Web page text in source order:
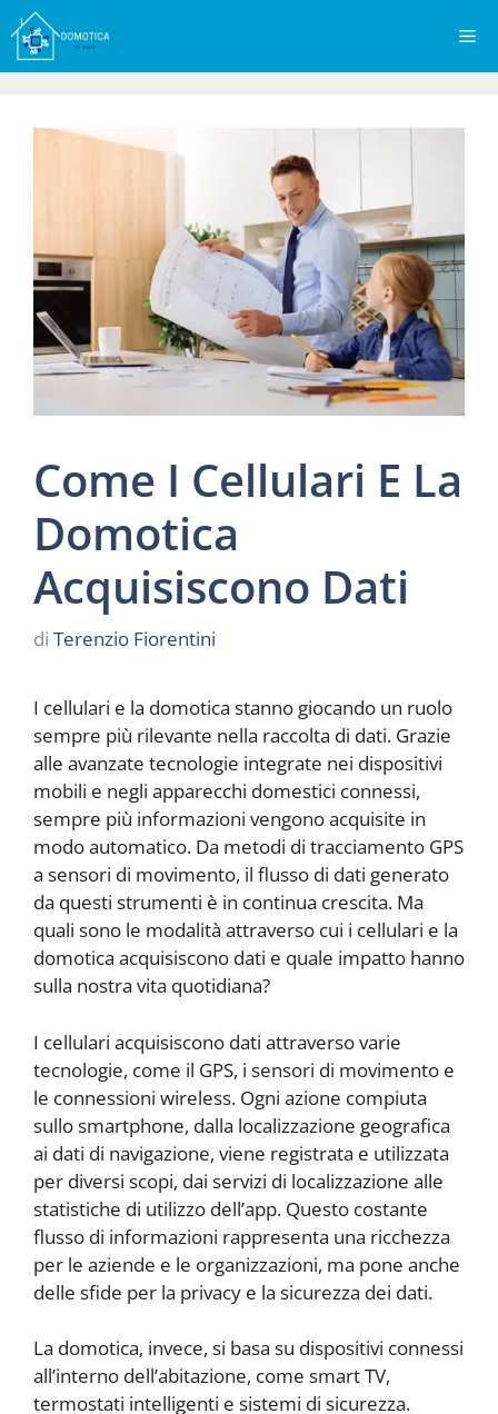
Vai
al
contenuto
Come I Cellulari E La
Domotica
Acquisiscono Dati
di Terenzio Fiorentini
I cellulari e la domotica stanno giocando un ruolo
sempre più rilevante nella raccolta di dati. Grazie
alle avanzate tecnologie integrate nei dispositivi
mobili e negli apparecchi domestici connessi,
sempre più informazioni vengono acquisite in
modo automatico. Da metodi di tracciamento GPS
a sensori di movimento, il flusso di dati generato
da questi strumenti è in continua crescita. Ma
quali sono le modalità attraverso cui i cellulari e la
domotica acquisiscono dati e quale impatto hanno
sulla nostra vita quotidiana?
I cellulari acquisiscono dati attraverso varie
tecnologie, come il GPS, i sensori di movimento e
le connessioni wireless. Ogni azione compiuta
sullo smartphone, dalla localizzazione geografica
ai dati di navigazione, viene registrata e utilizzata
per diversi scopi, dai servizi di localizzazione alle
statistiche di utilizzo dell’app. Questo costante
flusso di informazioni rappresenta una ricchezza
per le aziende e le organizzazioni, ma pone anche
delle sfide per la privacy e la sicurezza dei dati.
La domotica, invece, si basa su dispositivi connessi
all’interno dell’abitazione, come smart TV,
termostati intelligenti e sistemi di sicurezza.